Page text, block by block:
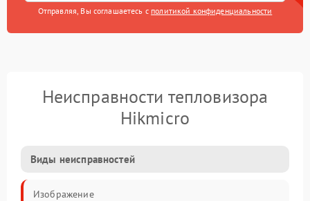
Отправляя, Вы соглашаетесь с политикой конфиденциальности
Неисправности тепловизора
Hikmicro
Виды неисправностей
Изображение